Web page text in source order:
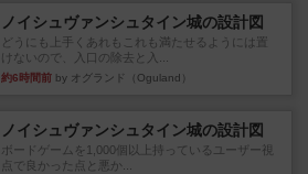
ノイシュヴァンシュタイン城の設計図
どうにも上手くあれもこれも満たせるようには置
けないので、入口の除去と入...
約6時間前 by オグランド（Oguland）
ノイシュヴァンシュタイン城の設計図
ボードゲームを1,000個以上持っているユーザー視
点で良かった点と悪か...